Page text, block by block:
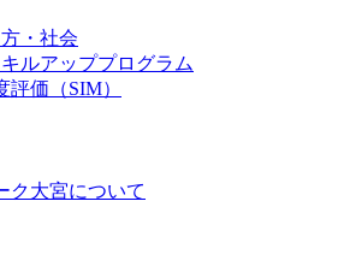
・社会
ルアッププログラム
価（SIM）
ク大宮について